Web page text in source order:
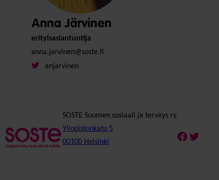
Anna Järvinen
erityisasiantuntija
anna.jarvinen@soste.fi
anjarvinen
SOSTE Suomen sosiaali ja terveys ry
Yliopistonkatu 5
00100 Helsinki